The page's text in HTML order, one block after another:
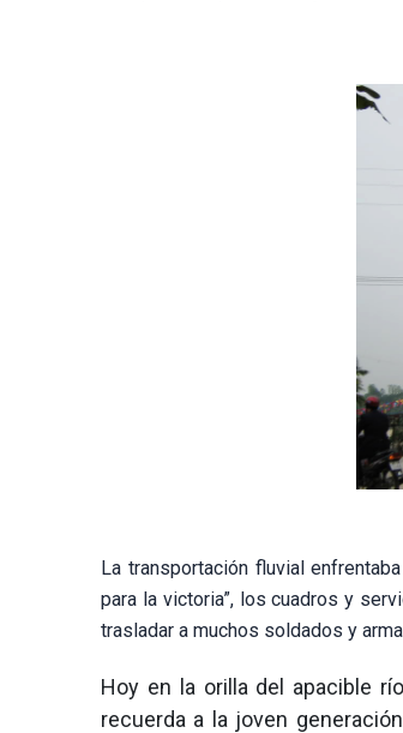
La transportación fluvial
para la victoria”, los cuadros y
trasladar a muchos soldados y
Hoy en la orilla del apacible
recuerda a la joven